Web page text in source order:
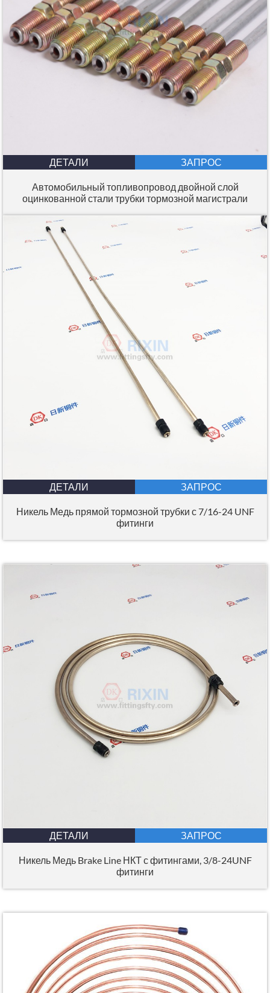
ДЕТАЛИ ЗАПРОС
Автомобильный топливопровод двойной слой
оцинкованной стали трубки тормозной магистрали
ДЕТАЛИ ЗАПРОС
Никель Медь прямой тормозной трубки с 7/16-24 UNF
фитинги
ДЕТАЛИ ЗАПРОС
Никель Медь Brake Line НКТ с фитингами, 3/8-24UNF
фитинги